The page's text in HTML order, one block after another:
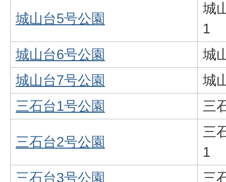
城山台5号公園
城
1
城山台6号公園
城
城山台7号公園
城
三石台1号公園
三
三石台2号公園
三
1
三石台3号公園
三